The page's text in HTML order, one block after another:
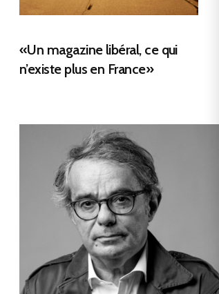
«Un magazine libéral, ce qui
n’existe plus en France»